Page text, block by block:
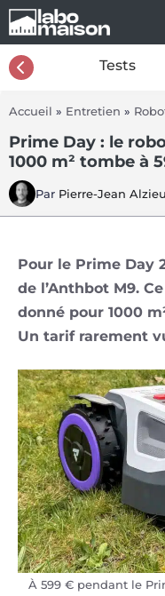
Aller
au
contenu
Tests
Accueil » Entretien »
Prime Day : le
1000 m² tombe à
Par Pierre-Jean Alzieu
Pour le Prime Day
de l’Anthbot M9.
donné pour 1000
Un tarif rarement
À 599 € pendant le